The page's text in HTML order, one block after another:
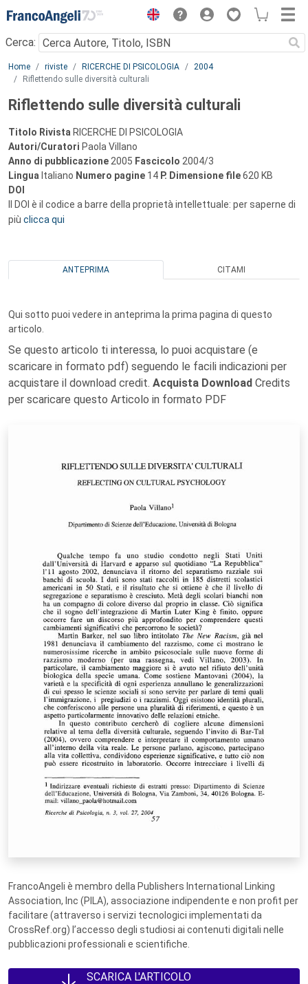
Menu
Cerca:
Main content
Home riviste RICERCHE DI PSICOLOGIA
2004
Riflettendo sulle diversità culturali
Riflettendo sulle diversità culturali
Titolo Rivista RICERCHE DI PSICOLOGIA
Autori/Curatori Paola Villano
Anno di pubblicazione 2005 Fascicolo 2004/3
Lingua Italiano Numero pagine 14 P. Dimensione file620 KB
DOI
Il DOI è il codice a barre della proprietà intellettuale: per saperne di
più clicca qui
ANTEPRIMA CITAMI
Qui sotto puoi vedere in anteprima la prima pagina di questo
articolo.
Se questo articolo ti interessa, lo puoi acquistare (e
scaricare in formato pdf) seguendo le facili indicazioni per
acquistare il download credit. Acquista Download Credits
per scaricare questo Articolo in formato PDF
FrancoAngeli è membro della Publishers International Linking
Association, Inc (PILA), associazione indipendente e non profit per
facilitare (attraverso i servizi tecnologici implementati da
CrossRef.org) l’accesso degli studiosi ai contenuti digitali nelle
pubblicazioni professionali e scientifiche.
SCARICA L'ARTICOLO